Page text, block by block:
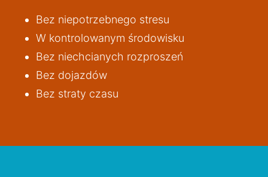
Bez niepotrzebnego stresu
W kontrolowanym środowisku
Bez niechcianych rozproszeń
Bez dojazdów
Bez straty czasu